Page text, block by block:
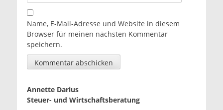
Name, E-Mail-Adresse und Website in diesem
Browser für meinen nächsten Kommentar
speichern.
Annette Darius
Steuer- und Wirtschaftsberatung